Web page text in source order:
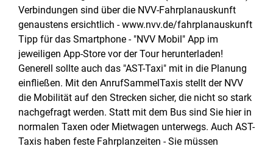
Verbindungen sind über die NVV-Fahrplanauskunft
genaustens ersichtlich - www.nvv.de/fahrplanauskunft
Tipp für das Smartphone - "NVV Mobil" App im
jeweiligen App-Store vor der Tour herunterladen!
Generell sollte auch das "AST-Taxi" mit in die Planung
einfließen. Mit den AnrufSammelTaxis stellt der NVV
die Mobilität auf den Strecken sicher, die nicht so stark
nachgefragt werden. Statt mit dem Bus sind Sie hier in
normalen Taxen oder Mietwagen unterwegs. Auch AST-
Taxis haben feste Fahrplanzeiten - Sie müssen